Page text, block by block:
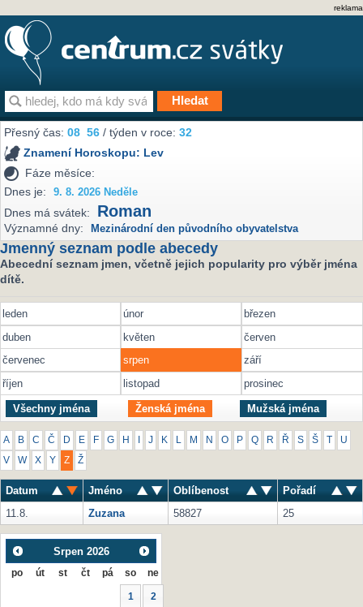
reklama
Přesný čas:08 56 / týden v roce:32
Znamení Horoskopu: Lev
Fáze měsíce:
Dnes je:
9. 8. 2026 Neděle
Dnes má svátek: Roman
Významné dny: Mezinárodní den původního obyvatelstva
Jmenný seznam podle abecedy
Abecední seznam jmen, včetně jejich popularity pro výběr jména
dítě.
leden únor
březen
duben
květen
červen
červenec
srpen
září
říjen
listopad prosinec
Všechny jména Ženská jména Mužská jména
A B C Č D E F G H J K M N O P Q R Ř S Š U
V W X Y Z Ž
Datum Jméno Oblíbenost
Pořadí
11.8.
Zuzana 58827 25
Srpen 2026
po út st čt pá so ne
1 2